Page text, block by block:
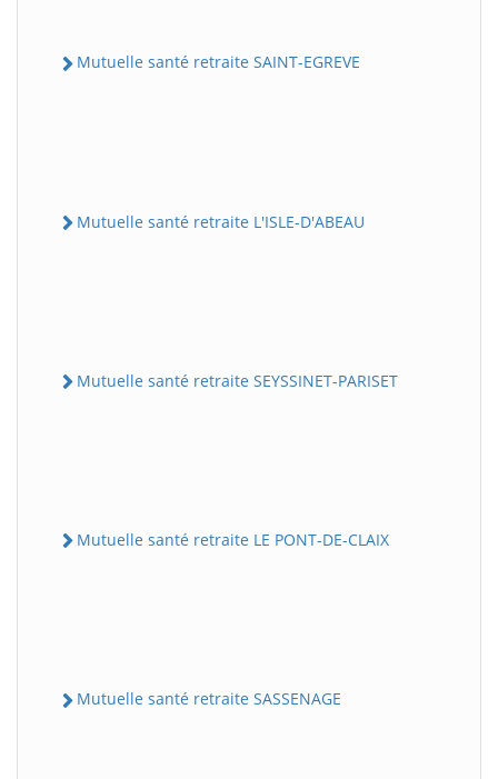
Mutuelle santé retraite SAINT-EGREVE
Mutuelle santé retraite L'ISLE-D'ABEAU
Mutuelle santé retraite SEYSSINET-PARISET
Mutuelle santé retraite LE PONT-DE-CLAIX
Mutuelle santé retraite SASSENAGE